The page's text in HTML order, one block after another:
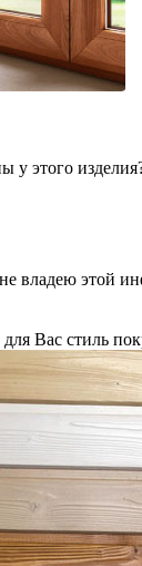
у этого
владею этой
Вас стиль